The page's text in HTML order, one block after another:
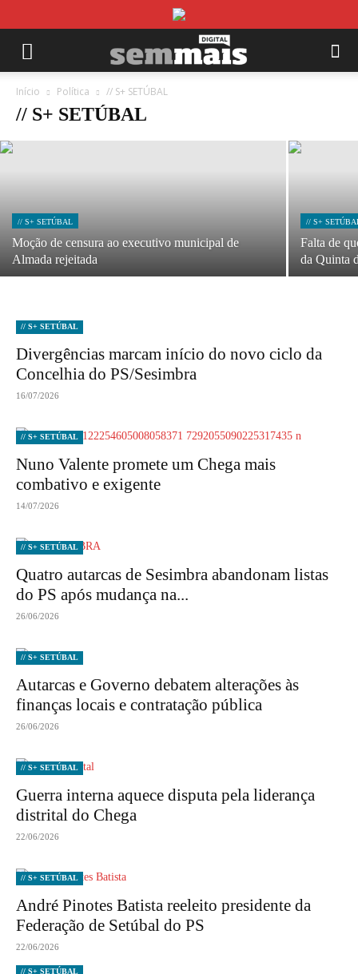
Início Política // S+ SETÚBAL
// S+ SETÚBAL
Câmara de Setúbal vai pedir parecer sobre
substituição de Dores Meira
22/07/2026
// S+ SETÚBAL
Moção de censura ao executivo municipal de
Almada rejeitada
// S+
Falta de
da Quinta
// S+ SETÚBAL
Divergências marcam início do novo ciclo da
Concelhia do PS/Sesimbra
16/07/2026
// S+ SETÚBAL
Nuno Valente promete um Chega mais
combativo e exigente
14/07/2026
// S+ SETÚBAL
Quatro autarcas de Sesimbra abandonam listas
do PS após mudança na...
26/06/2026
// S+ SETÚBAL
Autarcas e Governo debatem alterações às
finanças locais e contratação pública
26/06/2026
// S+ SETÚBAL
Guerra interna aquece disputa pela liderança
distrital do Chega
22/06/2026
// S+ SETÚBAL
André Pinotes Batista reeleito presidente da
Federação de Setúbal do PS
22/06/2026
// S+ SETÚBAL